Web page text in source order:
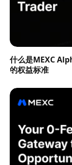
什么是MEXC
的权益标准